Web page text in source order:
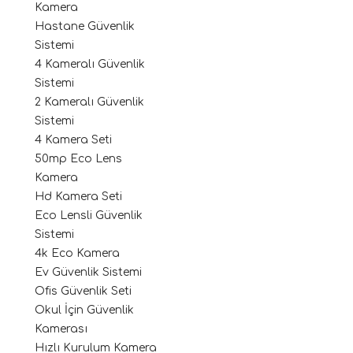
Kamera
Hastane Güvenlik
Sistemi
4 Kameralı Güvenlik
Sistemi
2 Kameralı Güvenlik
Sistemi
4 Kamera Seti
50mp Eco Lens
Kamera
Hd Kamera Seti
Eco Lensli Güvenlik
Sistemi
4k Eco Kamera
Ev Güvenlik Sistemi
Ofis Güvenlik Seti
Okul İçin Güvenlik
Kamerası
Hızlı Kurulum Kamera